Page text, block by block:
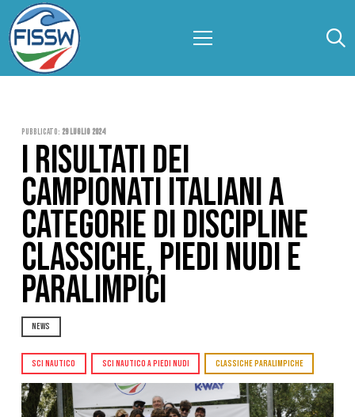
Pubblicato: 29 Luglio 2024
I RISULTATI DEI
CAMPIONATI ITALIANI A
CATEGORIE DI DISCIPLINE
CLASSICHE, PIEDI NUDI E
PARALIMPICI
NEWS
SCI NAUTICO SCI NAUTICO A PIEDI NUDI CLASSICHE PARALIMPICHE